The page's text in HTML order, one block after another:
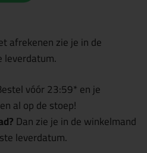
afrekenen zie je in de
leverdatum.
vóór 23:59* en je
al op de stoep!
Dan zie je in de winkelmand
leverdatum.